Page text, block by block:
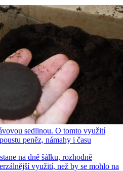
sedlinou. O tomto využití
peněz, námahy i času
na dně šálku, rozhodně
využití, než by se mohlo na